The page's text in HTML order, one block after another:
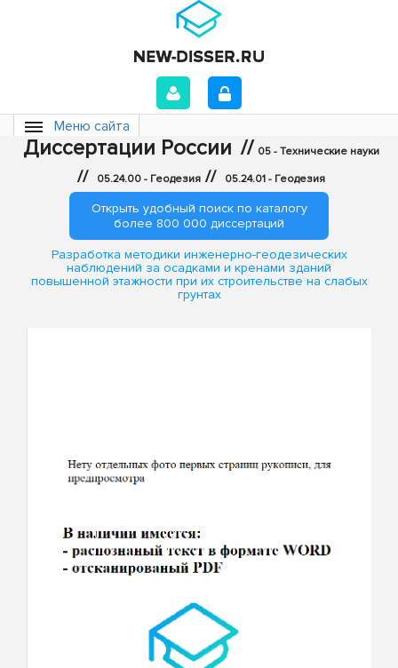
Меню сайта
Диссертации России // 05 - Технические науки
// 05.24.00 - Геодезия // 05.24.01 - Геодезия
Открыть удобный поиск по каталогу
более 800 000 диссертаций
Разработка методики инженерно-геодезических
наблюдений за осадками и кренами зданий
повышенной этажности при их строительстве на слабых
грунтах